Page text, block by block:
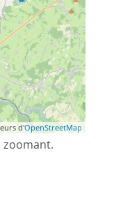
d'OpenStreetMap
zoomant.